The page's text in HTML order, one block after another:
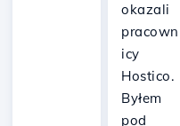
okazali
pracown
icy
Hostico.
Byłem
pod